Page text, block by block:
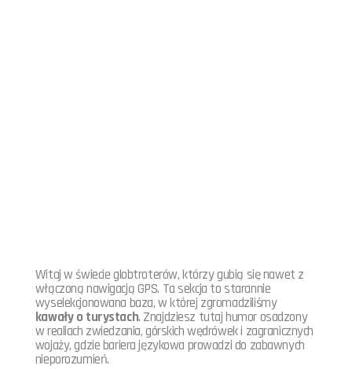
Witaj w świecie globtroterów, którzy gubią się nawet z
włączoną nawigacją GPS. Ta sekcja to starannie
wyselekcjonowana baza, w której zgromadziliśmy
kawały o turystach. Znajdziesz tutaj humor osadzony
w realiach zwiedzania, górskich wędrówek i zagranicznych
wojaży, gdzie bariera językowa prowadzi do zabawnych
nieporozumień.